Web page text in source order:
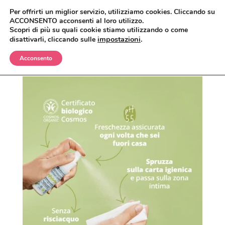
BIMBI
OLII E CREME
SHAMPO E BAGNETTO
SPAZZOLE E SPUGNE
ANTIZANZARE
BAGNO E DOCCIA
CREME, LOZIONI E GEL
DEODORANTI
ANTIETÀ
DETERGENTI, TONICI E MASCHERE
CREME E SIERI
IGIENE ORALE
CIPRIE, BLUSH, BRONZER
CORRETTORI
FONDOTINTA
CAPELLI
BALSAMI
ERBE COSMETICHE
UOMO
DOCCIA E SHAMPO
Per offrirti un miglior servizio, utilizziamo cookies. Cliccando su
ACCONSENTO acconsenti al loro utilizzo.
Scopri di più su quali cookie stiamo utilizzando o come
disattivarli, cliccando sulle impostazioni.
Acconsento